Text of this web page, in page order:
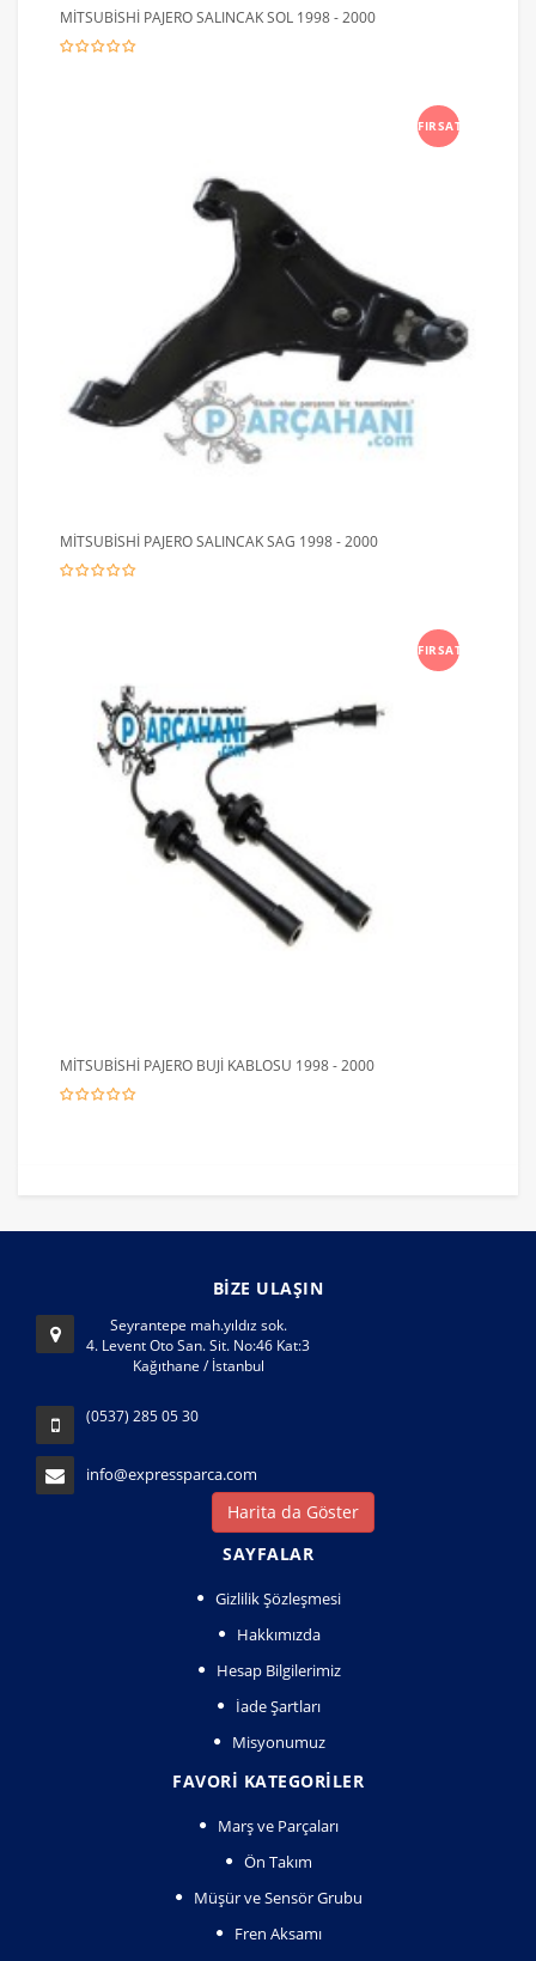
MİTSUBİSHİ PAJERO SALINCAK SOL 1998 - 2000
FIRSAT
MİTSUBİSHİ PAJERO SALINCAK SAG 1998 - 2000
FIRSAT
MİTSUBİSHİ PAJERO BUJİ KABLOSU 1998 - 2000
BİZE ULAŞIN
Seyrantepe mah.yıldız sok.
4. Levent Oto San. Sit. No:46 Kat:3
Kağıthane / İstanbul
(0537) 285 05 30
info@expressparca.com
Harita da Göster
SAYFALAR
Gizlilik Şözleşmesi
Hakkımızda
Hesap Bilgilerimiz
İade Şartları
Misyonumuz
FAVORI KATEGORILER
Marş ve Parçaları
Ön Takım
Müşür ve Sensör Grubu
Fren Aksamı